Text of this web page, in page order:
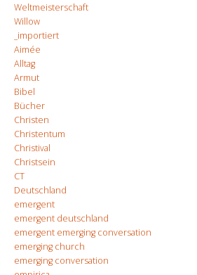
Weltmeisterschaft
Willow
_importiert
Aimée
Alltag
Armut
Bibel
Bücher
Christen
Christentum
Christival
Christsein
CT
Deutschland
emergent
emergent deutschland
emergent emerging conversation
emerging church
emerging conversation